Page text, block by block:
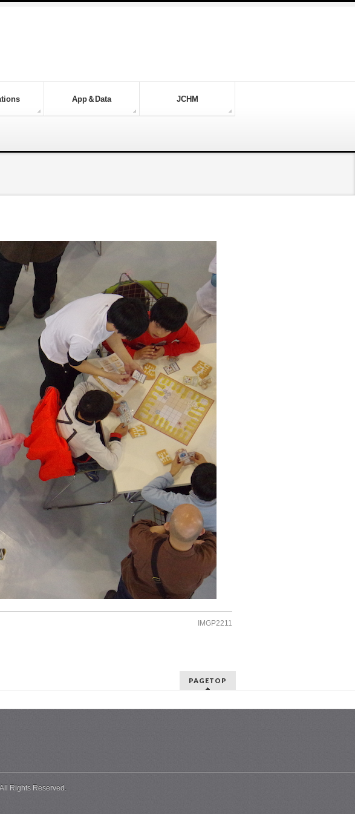
App＆Data JCHM
IMGP2211
PAGETOP
Rights Reserved.